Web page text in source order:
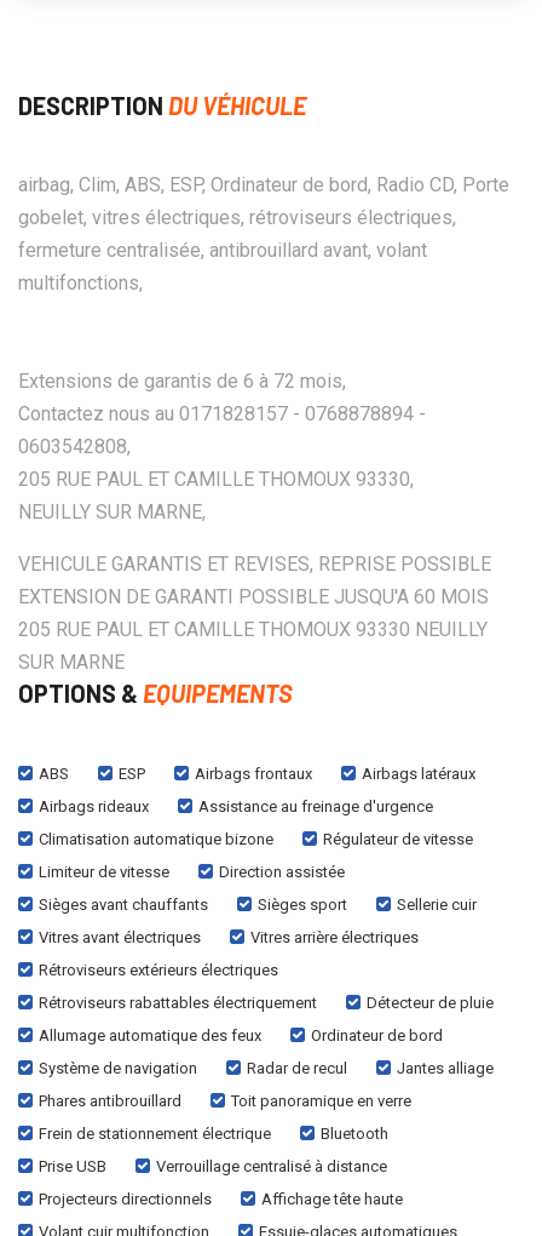
DESCRIPTION DU VÉHICULE
airbag, Clim, ABS, ESP, Ordinateur de bord, Radio CD, Porte
gobelet, vitres électriques, rétroviseurs électriques,
fermeture centralisée, antibrouillard avant, volant
multifonctions,
Extensions de garantis de 6 à 72 mois,
Contactez nous au 0171828157 - 0768878894 -
0603542808,
205 RUE PAUL ET CAMILLE THOMOUX 93330,
NEUILLY SUR MARNE,
VEHICULE GARANTIS ET REVISES, REPRISE POSSIBLE
EXTENSION DE GARANTI POSSIBLE JUSQU'A 60 MOIS
205 RUE PAUL ET CAMILLE THOMOUX 93330 NEUILLY
SUR MARNE
OPTIONS & EQUIPEMENTS
ABS ESP Airbags frontaux
Airbags latéraux
Airbags rideaux
Assistance au freinage d'urgence
Climatisation automatique bizone
Régulateur de vitesse
Limiteur de vitesse
Direction assistée
Sièges avant chauffants
Sièges sport
Sellerie cuir
Vitres avant électriques
Vitres arrière électriques
Rétroviseurs extérieurs électriques
Rétroviseurs rabattables électriquement
Détecteur de pluie
Allumage automatique des feux
Ordinateur de bord
Système de navigation
Radar de recul
Jantes alliage
Phares antibrouillard
Toit panoramique en verre
Frein de stationnement électrique
Bluetooth
Prise USB
Verrouillage centralisé à distance
Projecteurs directionnels
Affichage tête haute
Volant cuir multifonction
Essuie-glaces automatiques